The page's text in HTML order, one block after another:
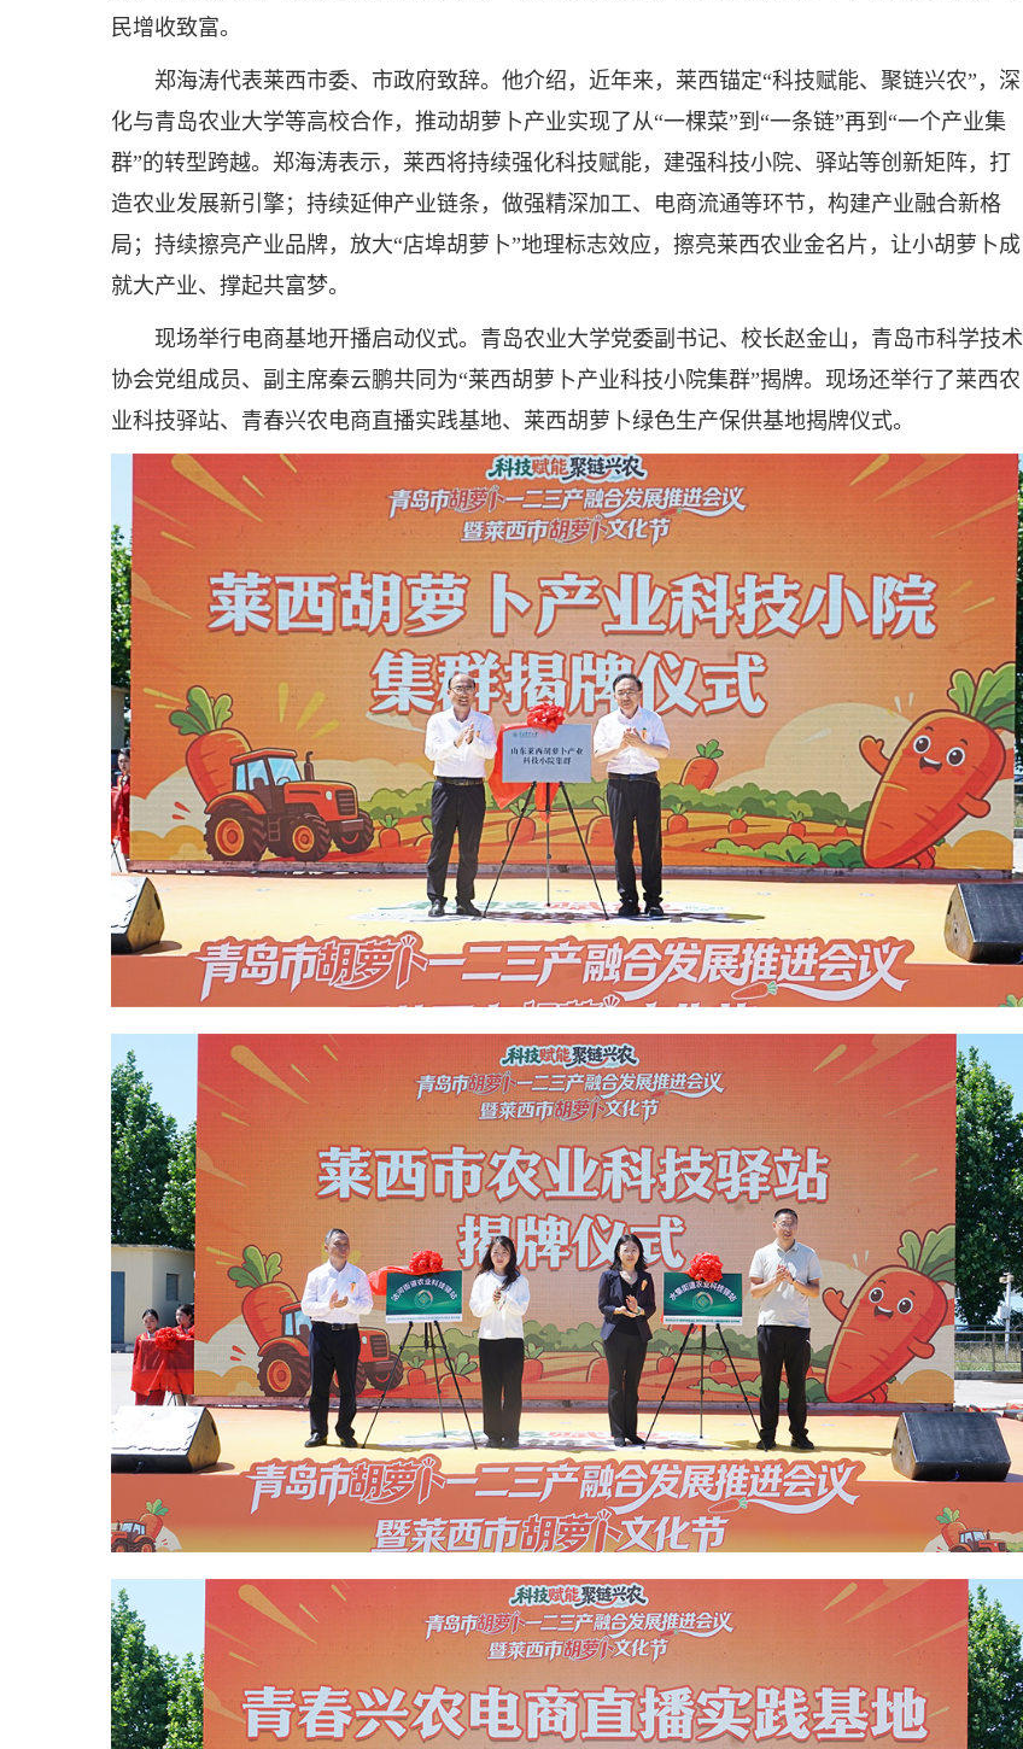
民增收致富。
郑海涛代表莱西市委、市政府致辞。他介绍，近年来，莱西锚定“科技赋能、聚链兴农”，深
化与青岛农业大学等高校合作，推动胡萝卜产业实现了从“一棵菜”到“一条链”再到“一个产业集
群”的转型跨越。郑海涛表示，莱西将持续强化科技赋能，建强科技小院、驿站等创新矩阵，打
造农业发展新引擎；持续延伸产业链条，做强精深加工、电商流通等环节，构建产业融合新格
局；持续擦亮产业品牌，放大“店埠胡萝卜”地理标志效应，擦亮莱西农业金名片，让小胡萝卜成
就大产业、撑起共富梦。
现场举行电商基地开播启动仪式。青岛农业大学党委副书记、校长赵金山，青岛市科学技术
协会党组成员、副主席秦云鹏共同为“莱西胡萝卜产业科技小院集群”揭牌。现场还举行了莱西农
业科技驿站、青春兴农电商直播实践基地、莱西胡萝卜绿色生产保供基地揭牌仪式。